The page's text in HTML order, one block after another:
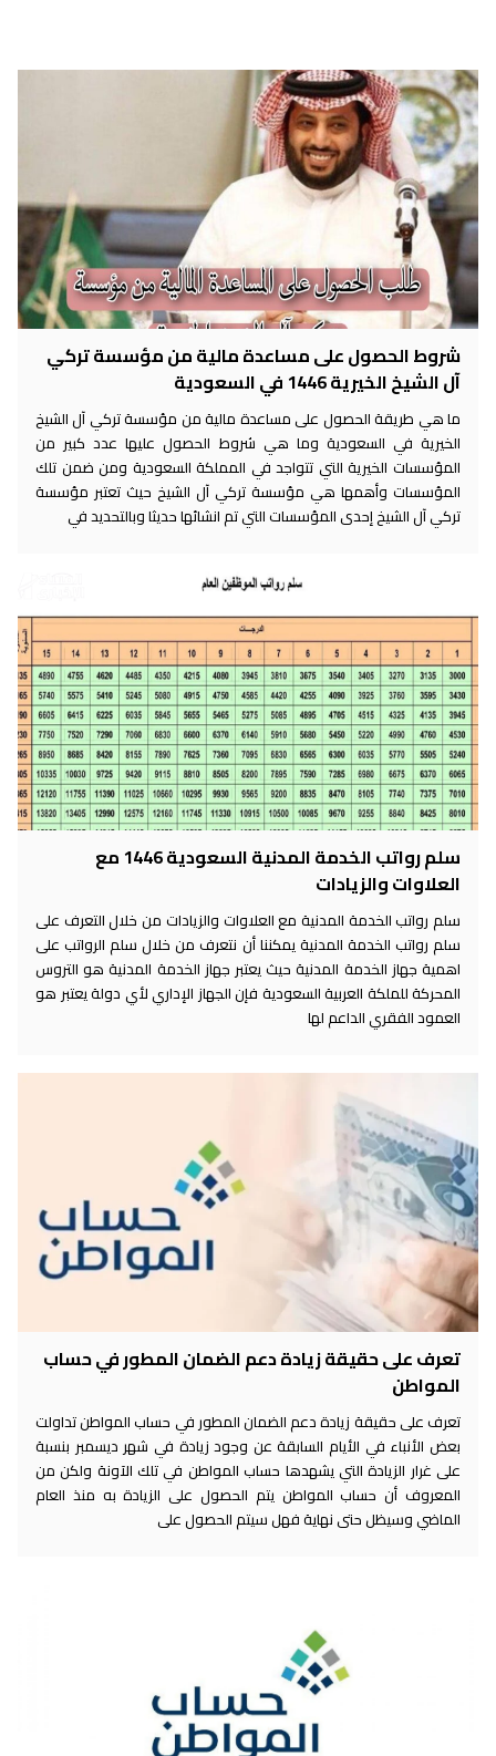
شروط الحصول على مساعدة مالية من مؤسسة تركي
آل الشيخ الخيرية 1446 في السعودية
ما هي طريقة الحصول على مساعدة مالية من مؤسسة تركي آل الشيخ
الخيرية في السعودية وما هي شروط الحصول عليها عدد كبير من
المؤسسات الخيرية التي تتواجد في المملكة السعودية ومن ضمن تلك
المؤسسات وأهمها هي مؤسسة تركي آل الشيخ حيث تعتبر مؤسسة
تركي آل الشيخ إحدى المؤسسات التي تم انشائها حديثا وبالتحديد في
سلم رواتب الخدمة المدنية السعودية 1446 مع
العلاوات والزيادات
سلم رواتب الخدمة المدنية مع العلاوات والزيادات من خلال التعرف على
سلم رواتب الخدمة المدنية يمكننا أن نتعرف من خلال سلم الرواتب على
اهمية جهاز الخدمة المدنية حيث يعتبر جهاز الخدمة المدنية هو التروس
المحركة للملكة العربية السعودية فإن الجهاز الإداري لأي دولة يعتبر هو
العمود الفقري الداعم لها
تعرف على حقيقة زيادة دعم الضمان المطور في حساب
المواطن
تعرف على حقيقة زيادة دعم الضمان المطور في حساب المواطن تداولت
بعض الأنباء في الأيام السابقة عن وجود زيادة في شهر ديسمبر بنسبة
على غرار الزيادة التي يشهدها حساب المواطن في تلك الآونة ولكن من
المعروف أن حساب المواطن يتم الحصول على الزيادة به منذ العام
الماضي وسيظل حتى نهاية فهل سيتم الحصول على